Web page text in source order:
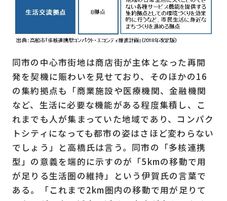
同市の中心市街地は商店街が主体となった再開
発を契機に賑わいを見せており、そのほかの16
の集約拠点も「商業施設や医療機関、金融機関
など、生活に必要な機能がある程度集積し、こ
れまでも人が集まっていた地域であり、コンパク
トシティになっても都市の姿はさほど変わらない
でしょう」と高橋氏は言う。同市の「多核連携
型」の意義を端的に示すのが「5kmの移動で用
が足りる生活圏の維持」という伊賀氏の言葉で
ある。「これまで2km圏内の移動で用が足りて